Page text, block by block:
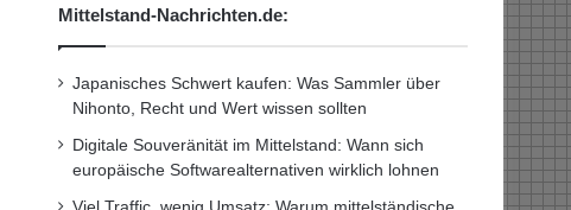
Mittelstand-Nachrichten.de:
Japanisches Schwert kaufen: Was Sammler über
Nihonto, Recht und Wert wissen sollten
Digitale Souveränität im Mittelstand: Wann sich
europäische Softwarealternativen wirklich lohnen